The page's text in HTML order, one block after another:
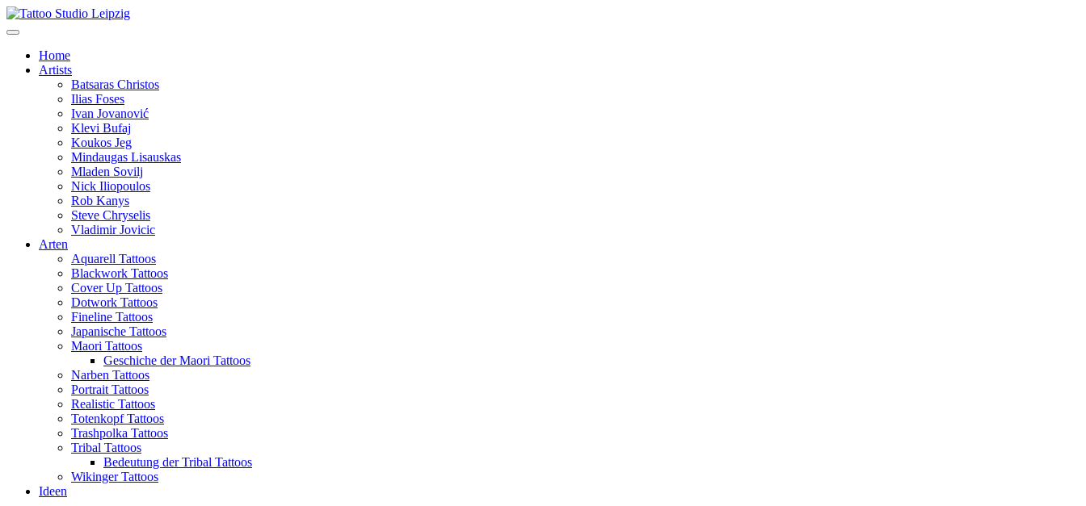
Home
Artists
Batsaras Christos
Ilias Foses
Ivan Jovanović
Klevi Bufaj
Koukos Jeg
Mindaugas Lisauskas
Mladen Sovilj
Nick Iliopoulos
Rob Kanys
Steve Chryselis
Vladimir Jovicic
Arten
Aquarell Tattoos
Blackwork Tattoos
Cover Up Tattoos
Dotwork Tattoos
Fineline Tattoos
Japanische Tattoos
Maori Tattoos
Geschiche der Maori Tattoos
Narben Tattoos
Portrait Tattoos
Realistic Tattoos
Totenkopf Tattoos
Trashpolka Tattoos
Tribal Tattoos
Bedeutung der Tribal Tattoos
Wikinger Tattoos
Ideen